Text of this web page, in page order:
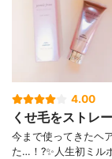
4.00
くせ毛をストレ
今まで使ってきたヘ
た…！?✨人生初ミル